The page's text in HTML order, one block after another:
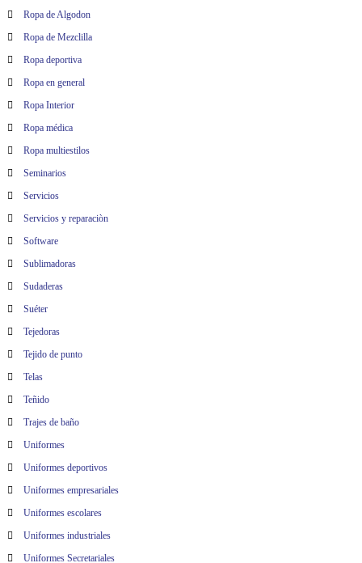
Ropa de Algodon
Ropa de Mezclilla
Ropa deportiva
Ropa en general
Ropa Interior
Ropa médica
Ropa multiestilos
Seminarios
Servicios
Servicios y reparaciòn
Software
Sublimadoras
Sudaderas
Suéter
Tejedoras
Tejido de punto
Telas
Teñido
Trajes de baño
Uniformes
Uniformes deportivos
Uniformes empresariales
Uniformes escolares
Uniformes industriales
Uniformes Secretariales